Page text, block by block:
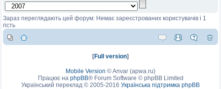
Зараз переглядають цей форум: Немає зареєстрованих користувачів і 1
гість
[Full version]
Mobile Version ©Anvar (apwa.ru)
Працює на phpBB® Forum Software © phpBB Limited
Український переклад © 2005-2016 Українська підтримка phpBB